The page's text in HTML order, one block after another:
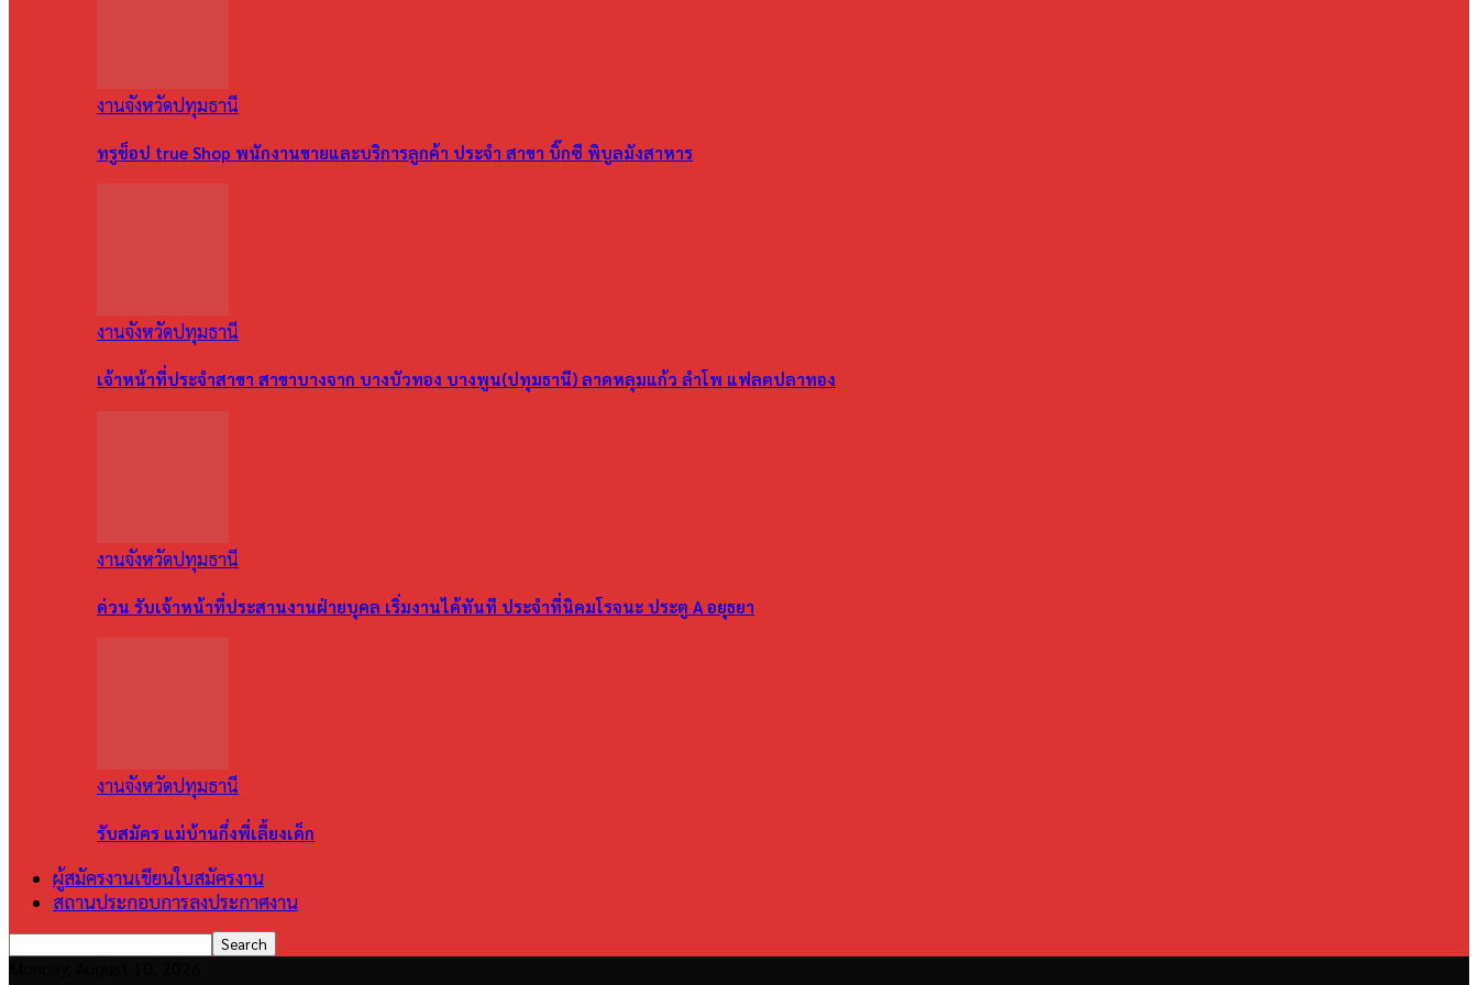
งานจังหวัดปทุมธานี
ทรูช็อป true Shop พนักงานขายและบริการลูกค้า ประจำ สาขา บิ๊กซี พิบูลมังสาหาร
งานจังหวัดปทุมธานี
เจ้าหน้าที่ประจำสาขา สาขาบางจาก บางบัวทอง บางพูน(ปทุมธานี) ลาดหลุมแก้ว ลำโพ แฟลตปลาทอง
งานจังหวัดปทุมธานี
ด่วน รับเจ้าหน้าที่ประสานงานฝ่ายบุคล เริ่มงานได้ทันที ประจำที่นิคมโรจนะ ประตู A อยุธยา
งานจังหวัดปทุมธานี
รับสมัคร แม่บ้านกึ่งพี่เลี้ยงเด็ก
ผู้สมัครงานเขียนใบสมัครงาน
สถานประกอบการลงประกาศงาน